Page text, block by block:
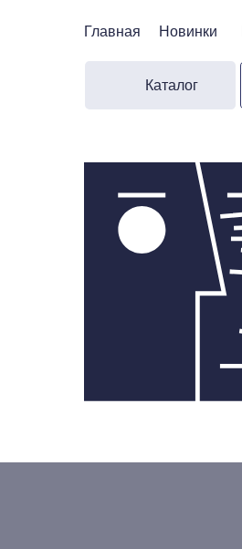
Новинки
Главная
Каталог
Новинки
Главная